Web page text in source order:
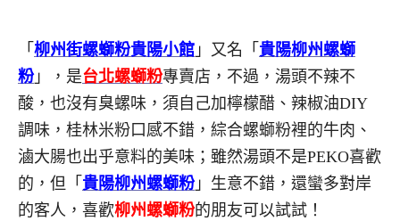
「 柳州街螺螄粉貴陽小館 」又名「 貴陽柳州螺螄
粉」，是台北螺螄粉專賣店，不過，湯頭不辣不
酸，也沒有臭螺味，須自己加檸檬醋、辣椒油DIY
調味，桂林米粉口感不錯，綜合螺螄粉裡的牛肉、
滷大腸也出乎意料的美味；雖然湯頭不是PEKO喜歡
的，但「 貴陽柳州螺螄粉」生意不錯，還蠻多對岸
的客人，喜歡柳州螺螄粉的朋友可以試試！